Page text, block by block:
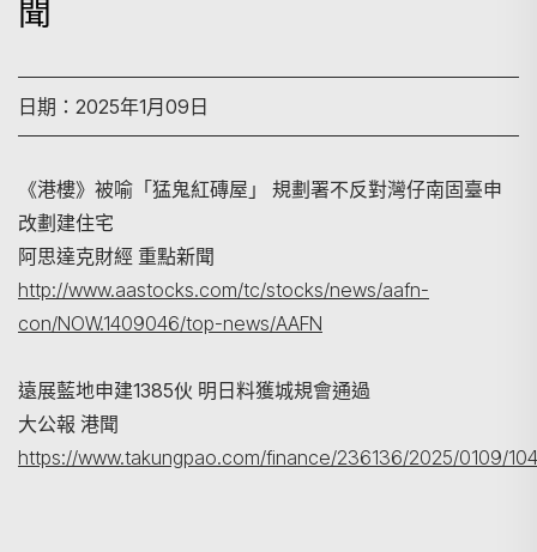
聞
日期：2025年1月09日
《港樓》被喻「猛鬼紅磚屋」 規劃署不反對灣仔南固臺申
改劃建住宅
阿思達克財經 重點新聞
http://www.aastocks.com/tc/stocks/news/aafn-
con/NOW.1409046/top-news/AAFN
遠展藍地申建1385伙 明日料獲城規會通過
大公報 港聞
https://www.takungpao.com/finance/236136/2025/0109/